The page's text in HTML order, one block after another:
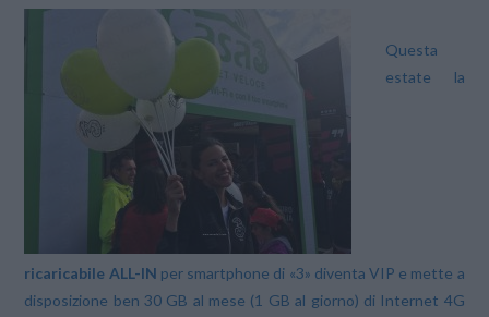
Questa
estate la
ricaricabile ALL-IN per smartphone di «3» diventa VIP e mette a
disposizione ben 30 GB al mese (1 GB al giorno) di Internet 4G